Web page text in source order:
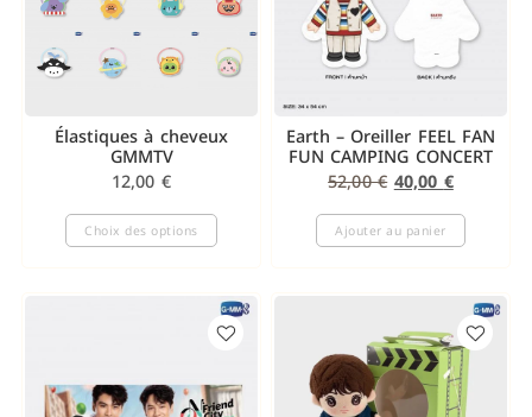
Élastiques à cheveux
GMMTV
12,00 €
Choix des options
Earth – Oreiller FEEL FAN
FUN CAMPING CONCERT
52,00€ 40,00 €
Ajouter au panier